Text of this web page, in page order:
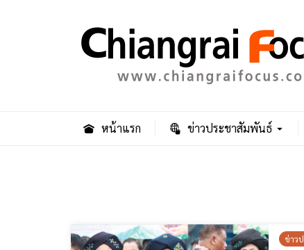
หน้าแรก ข่าวประชาสัมพันธ์
ข่าว